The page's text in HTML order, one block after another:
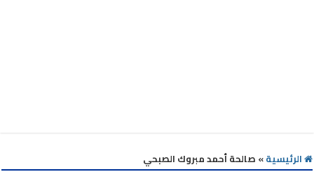
الرئيسية» صالحة أحمد مبروك الصبحي